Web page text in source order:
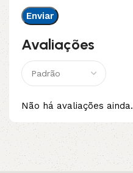
Avaliações
Não há avaliações ainda.